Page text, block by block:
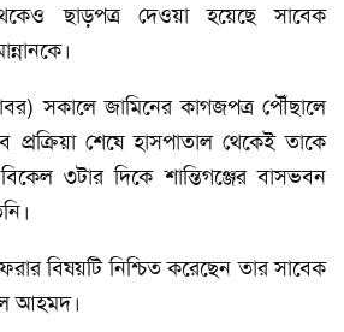
ছাড়পত্র দেওয়া হয়েছে সাবেক
সকালে জামিনের কাগজপত্র পৌঁছালে
শেষে হাসপাতাল থেকেই তাকে
৩টার দিকে শান্তিগঞ্জের বাসভবন
বিষয়টি নিশ্চিত করেছেন তার সাবেক
আহমদ।